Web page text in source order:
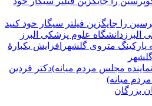
را جایگزین فیلتر سیگار خود کنید
دانشگاه علوم پزشکی البرز
افزایش یکبارۀ
دكتر فردين
میانه)
بزرگان